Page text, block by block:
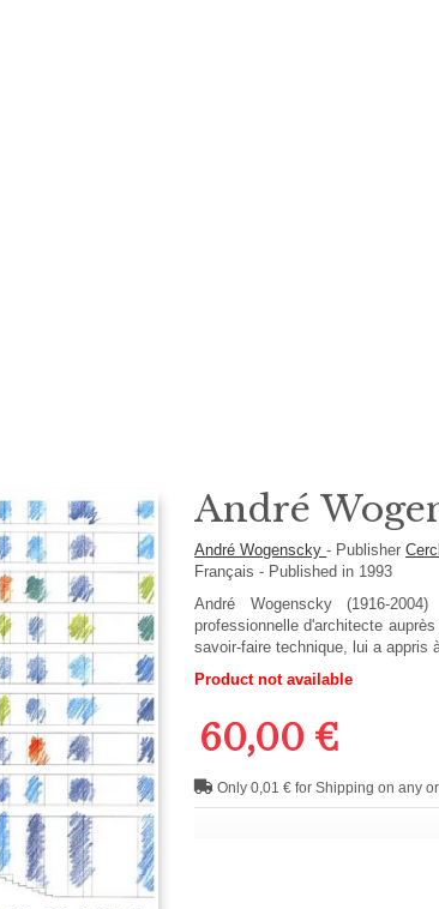
André
André Wogenscky- Publisher
Français- Published in 1993
André Wogenscky (1916-
professionnelle d'architecte
savoir-faire technique, lui a appris
Product not available
60,00 €
Only 0,01 € for Shipping on any